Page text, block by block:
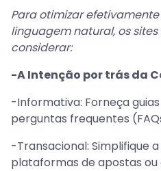
Para otimizar
linguagem natural, os
considerar:
-A Intenção por trás da
-Informativa: Forneça
perguntas frequentes
-Transacional: Simplifique
plataformas de apostas ou